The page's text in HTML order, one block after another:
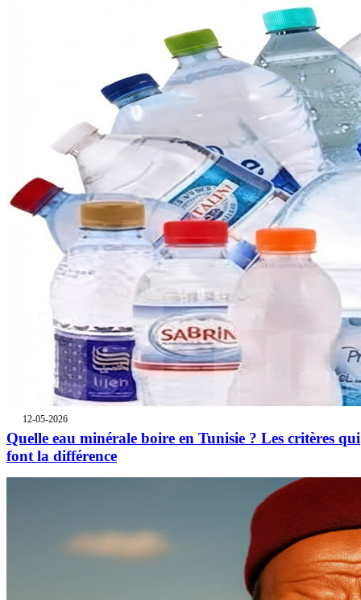
12-05-2026
Quelle eau minérale boire en Tunisie ? Les critères qui
font la différence